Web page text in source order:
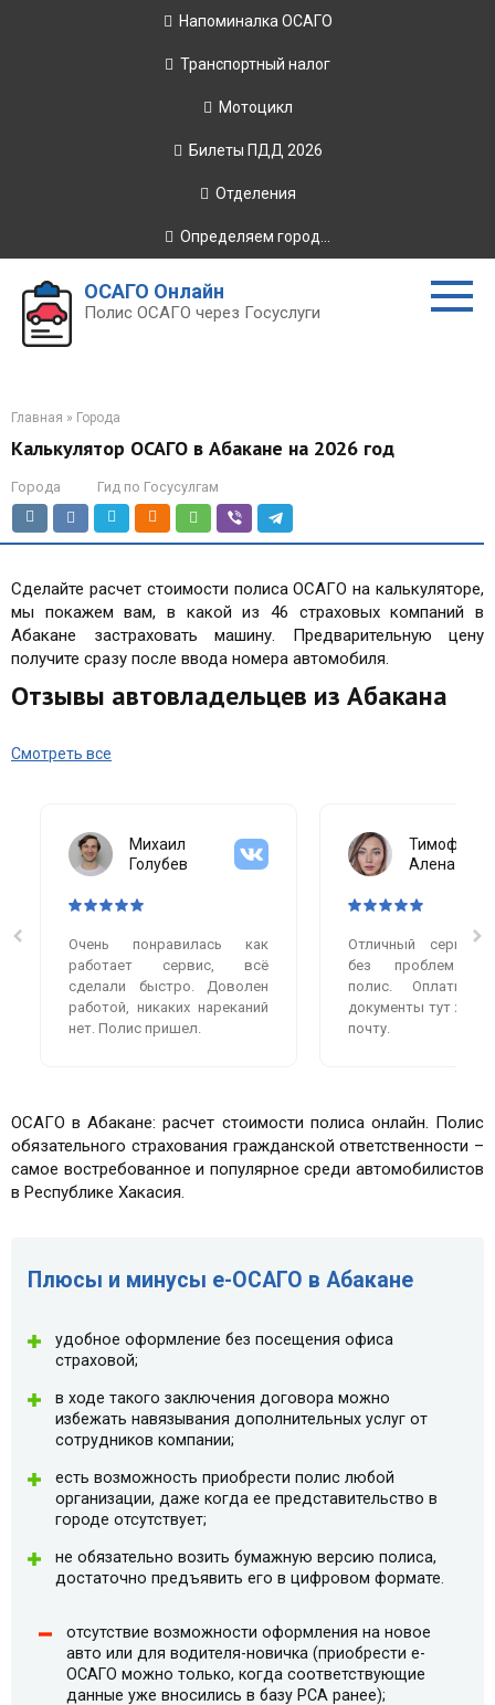
Напоминалка ОСАГО
Транспортный налог
Мотоцикл
Билеты ПДД 2026
Отделения
Определяем город...
ОСАГО Онлайн
Полис ОСАГО через Госуслуги
Главная » Города
Калькулятор ОСАГО в Абакане на 2026 год
Города Гид по Госусулгам
Сделайте расчет стоимости полиса ОСАГО на калькуляторе,
мы покажем вам, в какой из 46 страховых компаний в
Абакане застраховать машину. Предварительную цену
получите сразу после ввода номера автомобиля.
Отзывы автовладельцев из Абакана
Смотреть все
Михаил
Голубев
Очень понравилась как
работает сервис, всё
сделали быстро. Доволен
работой, никаких нареканий
нет. Полис пришел.
Тимофеева
Алена
Отличный сервис.
без проблем
полис.
документы тут же
почту.
ОСАГО в Абакане: расчет стоимости полиса онлайн. Полис
обязательного страхования гражданской ответственности –
самое востребованное и популярное среди автомобилистов
в Республике Хакасия.
Плюсы и минусы e-ОСАГО в Абакане
удобное оформление без посещения офиса
страховой;
в ходе такого заключения договора можно
избежать навязывания дополнительных услуг от
сотрудников компании;
есть возможность приобрести полис любой
организации, даже когда ее представительство в
городе отсутствует;
не обязательно возить бумажную версию полиса,
достаточно предъявить его в цифровом формате.
отсутствие возможности оформления на новое
авто или для водителя-новичка (приобрести e-
ОСАГО можно только, когда соответствующие
данные уже вносились в базу РСА ранее);